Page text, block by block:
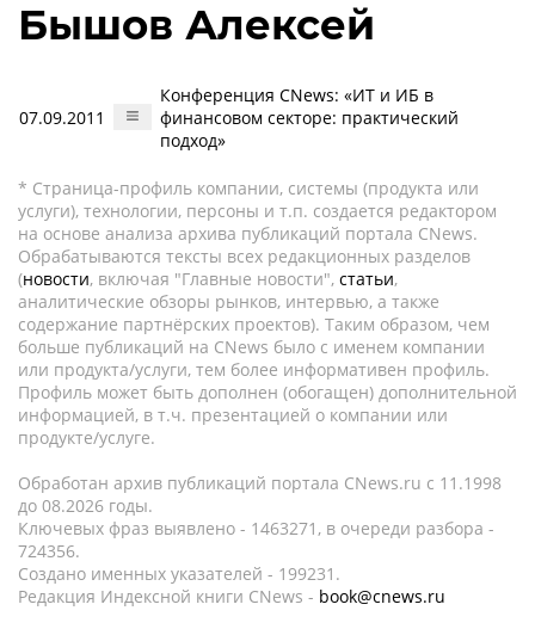
Бышов Алексей
07.09.2011
Конференция CNews: «ИТ и ИБ в
финансовом секторе: практический
подход»
* Страница-профиль компании, системы (продукта или
услуги), технологии, персоны и т.п. создается редактором
на основе анализа архива публикаций портала CNews.
Обрабатываются тексты всех редакционных разделов
(новости, включая "Главные новости", статьи,
аналитические обзоры рынков, интервью, а также
содержание партнёрских проектов). Таким образом, чем
больше публикаций на CNews было с именем компании
или продукта/услуги, тем более информативен профиль.
Профиль может быть дополнен (обогащен) дополнительной
информацией, в т.ч. презентацией о компании или
продукте/услуге.
Обработан архив публикаций портала CNews.ru c 11.1998
до 08.2026 годы.
Ключевых фраз выявлено - 1463271, в очереди разбора -
724356.
Создано именных указателей - 199231.
Редакция Индексной книги CNews - book@cnews.ru